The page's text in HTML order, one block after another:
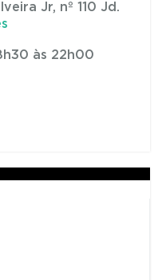
Jr, nº 110 Jd.
às 22h00